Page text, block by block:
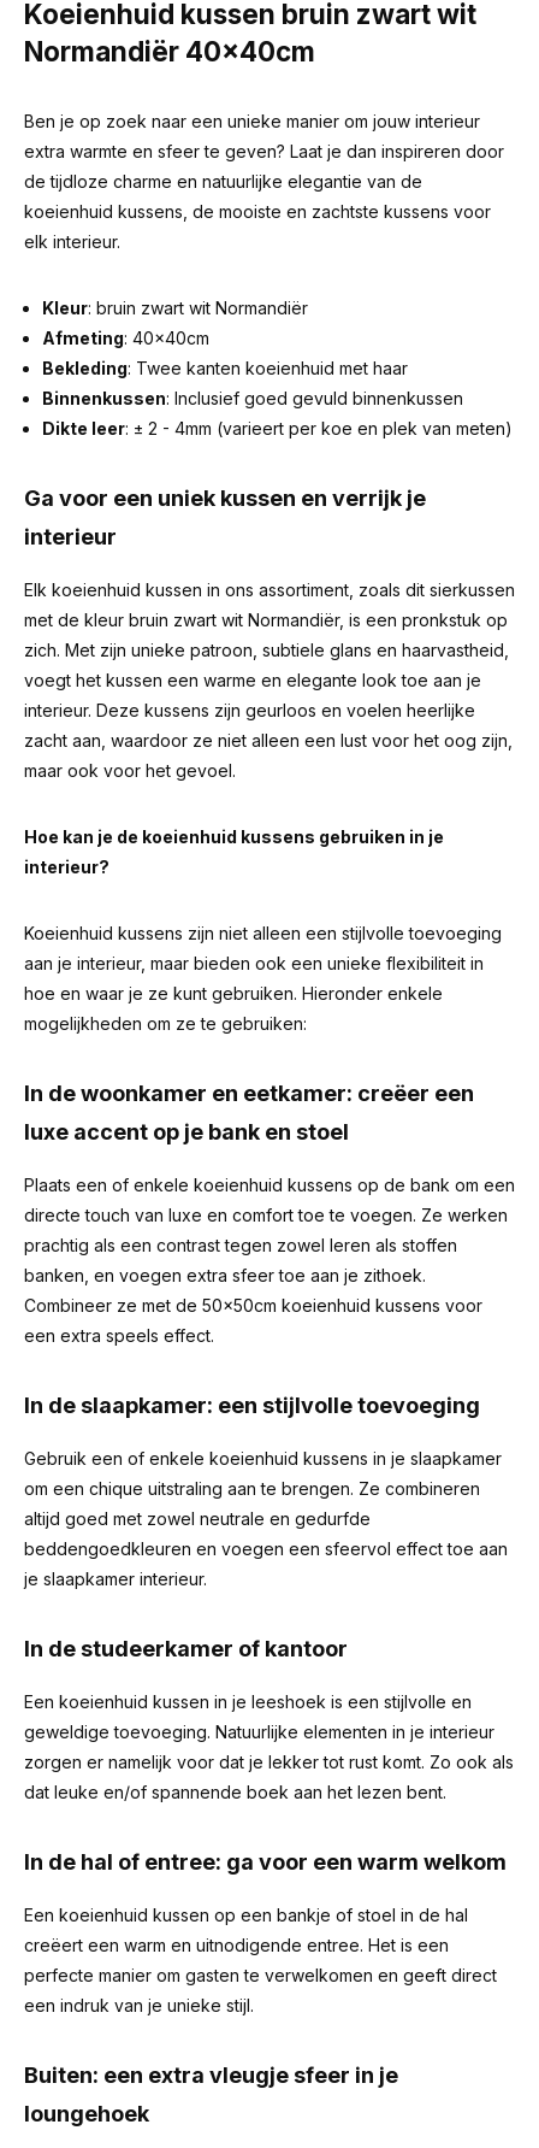
Koeienhuid kussen bruin zwart wit
Normandiër 40x40cm
Ben je op zoek naar een unieke manier om jouw interieur
extra warmte en sfeer te geven? Laat je dan inspireren door
de tijdloze charme en natuurlijke elegantie van de
koeienhuid kussens, de mooiste en zachtste kussens voor
elk interieur.
Kleur: bruin zwart wit Normandiër
Afmeting: 40x40cm
Bekleding: Twee kanten koeienhuid met haar
Binnenkussen: Inclusief goed gevuld binnenkussen
Dikte leer: ± 2 - 4mm (varieert per koe en plek van meten)
Ga voor een uniek kussen en verrijk je
interieur
Elk koeienhuid kussen in ons assortiment, zoals dit sierkussen
met de kleur bruin zwart wit Normandiër, is een pronkstuk op
zich. Met zijn unieke patroon, subtiele glans en haarvastheid,
voegt het kussen een warme en elegante look toe aan je
interieur. Deze kussens zijn geurloos en voelen heerlijke
zacht aan, waardoor ze niet alleen een lust voor het oog zijn,
maar ook voor het gevoel.
Hoe kan je de koeienhuid kussens gebruiken in je
interieur?
Koeienhuid kussens zijn niet alleen een stijlvolle toevoeging
aan je interieur, maar bieden ook een unieke flexibiliteit in
hoe en waar je ze kunt gebruiken. Hieronder enkele
mogelijkheden om ze te gebruiken:
In de woonkamer en eetkamer: creëer een
luxe accent op je bank en stoel
Plaats een of enkele koeienhuid kussens op de bank om een
directe touch van luxe en comfort toe te voegen. Ze werken
prachtig als een contrast tegen zowel leren als stoffen
banken, en voegen extra sfeer toe aan je zithoek.
Combineer ze met de 50x50cm koeienhuid kussens voor
een extra speels effect.
In de slaapkamer: een stijlvolle toevoeging
Gebruik een of enkele koeienhuid kussens in je slaapkamer
om een chique uitstraling aan te brengen. Ze combineren
altijd goed met zowel neutrale en gedurfde
beddengoedkleuren en voegen een sfeervol effect toe aan
je slaapkamer interieur.
In de studeerkamer of kantoor
Een koeienhuid kussen in je leeshoek is een stijlvolle en
geweldige toevoeging. Natuurlijke elementen in je interieur
zorgen er namelijk voor dat je lekker tot rust komt. Zo ook als
dat leuke en/of spannende boek aan het lezen bent.
In de hal of entree: ga voor een warm welkom
Een koeienhuid kussen op een bankje of stoel in de hal
creëert een warm en uitnodigende entree. Het is een
perfecte manier om gasten te verwelkomen en geeft direct
een indruk van je unieke stijl.
Buiten: een extra vleugje sfeer in je
loungehoek